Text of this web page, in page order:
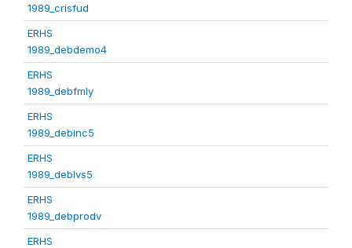
1989_crisfud
ERHS
1989_debdemo4
ERHS
1989_debfmly
ERHS
1989_debinc5
ERHS
1989_deblvs5
ERHS
1989_debprodv
ERHS